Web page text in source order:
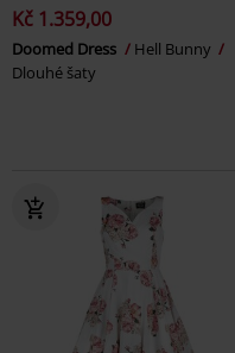
Kč 1.359,00
Doomed Dress
Hell Bunny
Dlouhé šaty